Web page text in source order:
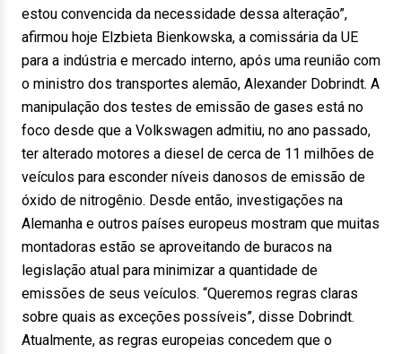
estou convencida da necessidade dessa alteração”,
afirmou hoje Elzbieta Bienkowska, a comissária da UE
para a indústria e mercado interno, após uma reunião com
o ministro dos transportes alemão, Alexander Dobrindt. A
manipulação dos testes de emissão de gases está no
foco desde que a Volkswagen admitiu, no ano passado,
ter alterado motores a diesel de cerca de 11 milhões de
veículos para esconder níveis danosos de emissão de
óxido de nitrogênio. Desde então, investigações na
Alemanha e outros países europeus mostram que muitas
montadoras estão se aproveitando de buracos na
legislação atual para minimizar a quantidade de
emissões de seus veículos. “Queremos regras claras
sobre quais as exceções possíveis”, disse Dobrindt.
Atualmente, as regras europeias concedem que o